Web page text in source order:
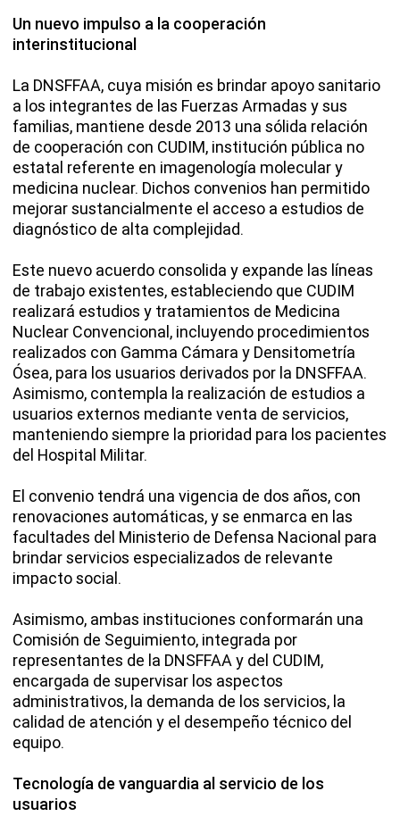
Un nuevo impulso a la cooperación
interinstitucional
La DNSFFAA, cuya misión es brindar apoyo sanitario
a los integrantes de las Fuerzas Armadas y sus
familias, mantiene desde 2013 una sólida relación
de cooperación con CUDIM, institución pública no
estatal referente en imagenología molecular y
medicina nuclear. Dichos convenios han permitido
mejorar sustancialmente el acceso a estudios de
diagnóstico de alta complejidad.
Este nuevo acuerdo consolida y expande las líneas
de trabajo existentes, estableciendo que CUDIM
realizará estudios y tratamientos de Medicina
Nuclear Convencional, incluyendo procedimientos
realizados con Gamma Cámara y Densitometría
Ósea, para los usuarios derivados por la DNSFFAA.
Asimismo, contempla la realización de estudios a
usuarios externos mediante venta de servicios,
manteniendo siempre la prioridad para los pacientes
del Hospital Militar.
El convenio tendrá una vigencia de dos años, con
renovaciones automáticas, y se enmarca en las
facultades del Ministerio de Defensa Nacional para
brindar servicios especializados de relevante
impacto social.
Asimismo, ambas instituciones conformarán una
Comisión de Seguimiento, integrada por
representantes de la DNSFFAA y del CUDIM,
encargada de supervisar los aspectos
administrativos, la demanda de los servicios, la
calidad de atención y el desempeño técnico del
equipo.
Tecnología de vanguardia al servicio de los
usuarios